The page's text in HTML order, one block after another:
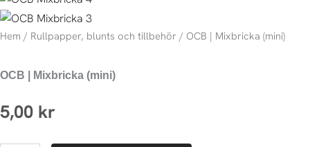
Hem / Rullpapper, blunts och tillbehör / OCB | Mixbricka (mini)
OCB | Mixbricka (mini)
5,00 kr